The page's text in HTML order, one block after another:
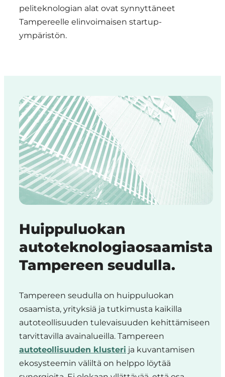
peliteknologian alat ovat synnyttäneet
Tampereelle elinvoimaisen startup-
ympäristön.
Huippuluokan
autoteknologiaosaamista
Tampereen seudulla.
Tampereen seudulla on huippuluokan
osaamista, yrityksiä ja tutkimusta kaikilla
autoteollisuuden tulevaisuuden kehittämiseen
tarvittavilla avainalueilla. Tampereen
autoteollisuuden klusteri ja kuvantamisen
ekosysteemin väliltä on helppo löytää